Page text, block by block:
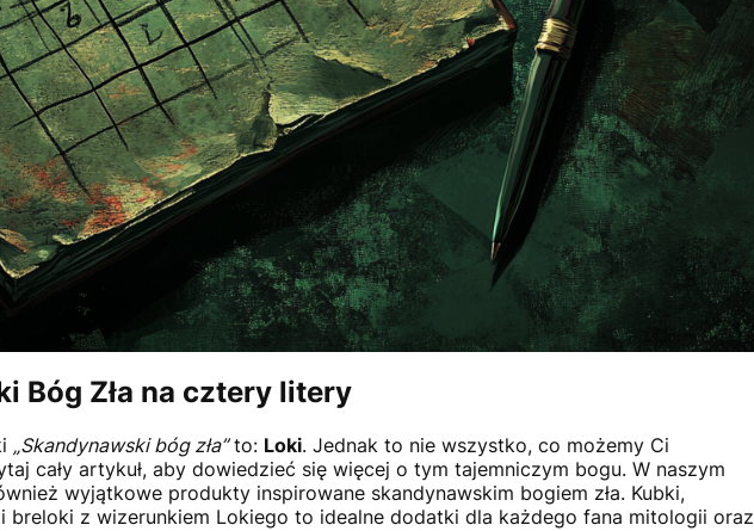
Bóg Zła na cztery litery
„Skandynawski bóg zła”to: Loki. Jednak to nie wszystko, co możemy Ci
cały artykuł, aby dowiedzieć się więcej o tym tajemniczym bogu. W naszym
wyjątkowe produkty inspirowane skandynawskim bogiem zła. Kubki,
breloki z wizerunkiem Lokiego to idealne dodatki dla każdego fana mitologii oraz